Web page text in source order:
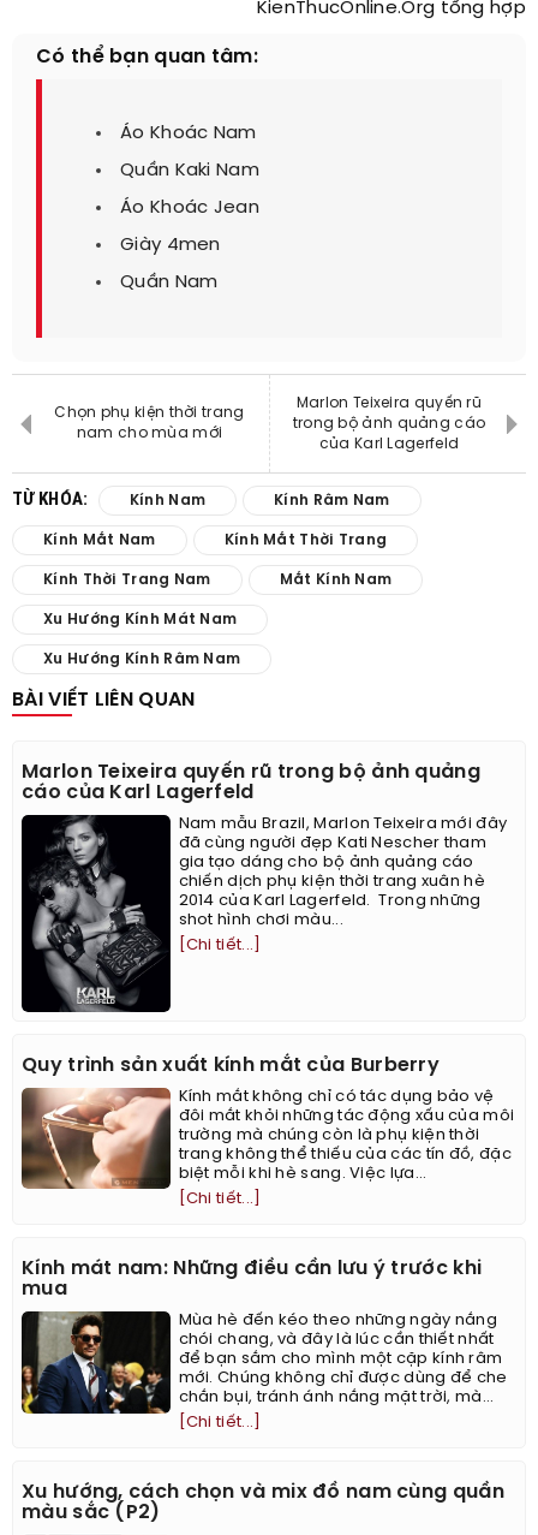
KienThucOnline.Org tổng hợp
Có thể bạn quan tâm:
Áo Khoác Nam
Quần Kaki Nam
Áo Khoác Jean
Giày 4men
Quần Nam
Chọn phụ kiện thời trang
nam cho mùa mới
Marlon Teixeira quyến rũ
trong bộ ảnh quảng cáo
của Karl Lagerfeld
TỪ KHÓA: Kính Nam Kính Râm Nam
Kính Mắt Nam Kính Mắt Thời Trang
Kính Thời Trang Nam Mắt Kính Nam
Xu Hướng Kính Mát Nam
Xu Hướng Kính Râm Nam
BÀI VIẾT LIÊN QUAN
Marlon Teixeira quyến rũ trong bộ ảnh quảng
cáo của Karl Lagerfeld
Nam mẫu Brazil, Marlon Teixeira mới đây
đã cùng người đẹp Kati Nescher tham
gia tạo dáng cho bộ ảnh quảng cáo
chiến dịch phụ kiện thời trang xuân hè
2014 của Karl Lagerfeld. Trong những
shot hình chơi màu...
[Chi tiết...]
Quy trình sản xuất kính mắt của Burberry
Kính mắt không chỉ có tác dụng bảo vệ
đôi mắt khỏi những tác động xấu của môi
trường mà chúng còn là phụ kiện thời
trang không thể thiếu của các tín đồ, đặc
biệt mỗi khi hè sang. Việc lựa...
[Chi tiết...]
Kính mát nam: Những điều cần lưu ý trước khi
mua
Mùa hè đến kéo theo những ngày nắng
chói chang, và đây là lúc cần thiết nhất
để bạn sắm cho mình một cặp kính râm
mới. Chúng không chỉ được dùng để che
chắn bụi, tránh ánh nắng mặt trời, mà...
[Chi tiết...]
Xu hướng, cách chọn và mix đồ nam cùng quần
màu sắc (P2)